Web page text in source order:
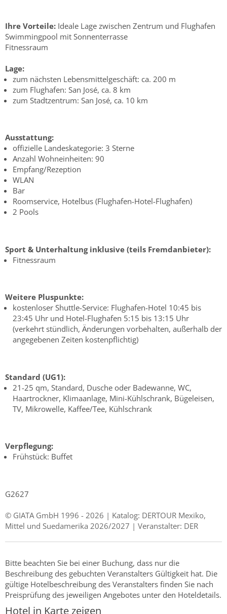
Ihre Vorteile: Ideale Lage zwischen Zentrum und Flughafen
Swimmingpool mit Sonnenterrasse
Fitnessraum
Lage:
zum nächsten Lebensmittelgeschäft: ca. 200 m
zum Flughafen: San José, ca. 8 km
zum Stadtzentrum: San José, ca. 10 km
Ausstattung:
offizielle Landeskategorie: 3 Sterne
Anzahl Wohneinheiten: 90
Empfang/Rezeption
WLAN
Bar
Roomservice, Hotelbus (Flughafen-Hotel-Flughafen)
2 Pools
Sport & Unterhaltung inklusive (teils Fremdanbieter):
Fitnessraum
Weitere Pluspunkte:
kostenloser Shuttle-Service: Flughafen-Hotel 10:45 bis
23:45 Uhr und Hotel-Flughafen 5:15 bis 13:15 Uhr
(verkehrt stündlich, Änderungen vorbehalten, außerhalb der
angegebenen Zeiten kostenpflichtig)
Standard (UG1):
21-25 qm, Standard, Dusche oder Badewanne, WC,
Haartrockner, Klimaanlage, Mini-Kühlschrank, Bügeleisen,
TV, Mikrowelle, Kaffee/Tee, Kühlschrank
Verpflegung:
Frühstück: Buffet
G2627
© GIATA GmbH 1996 - 2026 | Katalog: DERTOUR Mexiko,
Mittel und Suedamerika 2026/2027 | Veranstalter: DER
Bitte beachten Sie bei einer Buchung, dass nur die
Beschreibung des gebuchten Veranstalters Gültigkeit hat. Die
gültige Hotelbeschreibung des Veranstalters finden Sie nach
Preisprüfung des jeweiligen Angebotes unter den Hoteldetails.
Hotel in Karte zeigen